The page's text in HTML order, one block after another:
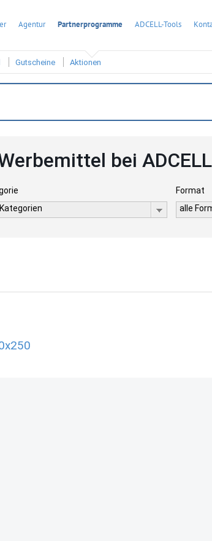
Agentur Partnerprogramme ADCELL-Tools
Gutscheine Aktionen
bei ADCELL
Format
alle